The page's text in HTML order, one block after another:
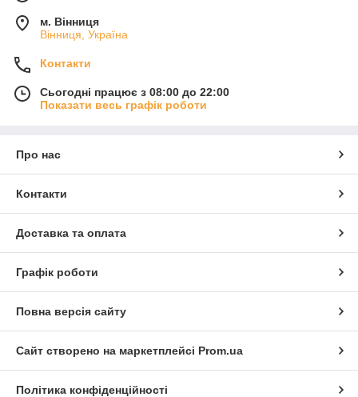
м. Вінниця
Вінниця, Україна
Контакти
Сьогодні працює з 08:00 до 22:00
Показати весь графік роботи
Про нас
Контакти
Доставка та оплата
Графік роботи
Повна версія сайту
Сайт створено на маркетплейсі Prom.ua
Політика конфіденційності